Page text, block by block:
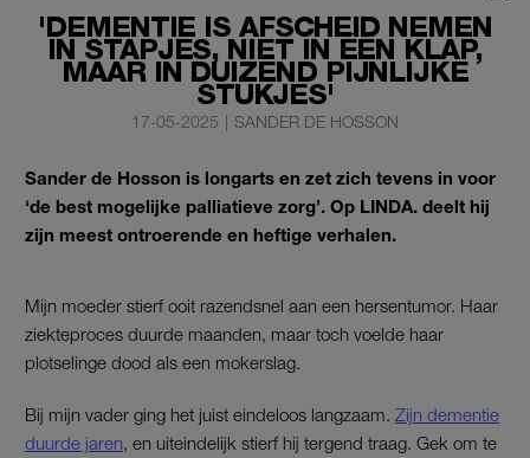
'DEMENTIE IS AFSCHEID NEMEN
IN STAPJES, NIET IN ÉÉN KLAP,
MAAR IN DUIZEND PIJNLIJKE
STUKJES'
17-05-2025 | SANDER DE HOSSON
Sander de Hosson is longarts en zet zich tevens in voor
‘de best mogelijke palliatieve zorg’. Op LINDA. deelt hij
zijn meest ontroerende en heftige verhalen.
Mijn moeder stierf ooit razendsnel aan een hersentumor. Haar
ziekteproces duurde maanden, maar toch voelde haar
plotselinge dood als een mokerslag.
Bij mijn vader ging het juist eindeloos langzaam. Zijn dementie
duurde jaren, en uiteindelijk stierf hij tergend traag. Gek om te